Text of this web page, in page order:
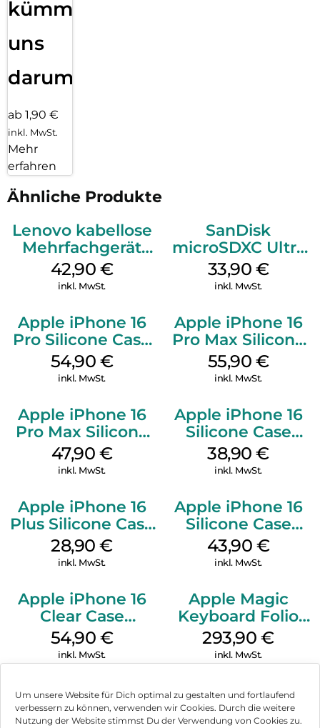
Um unsere Website für Dich optimal zu gestalten und fortlaufend
verbessern zu können, verwenden wir Cookies. Durch die weitere
Nutzung der Website stimmst Du der Verwendung von Cookies zu.
kümmern
uns
darum!
ab 1,90 €
inkl. MwSt.
Mehr
erfahren
Ähnliche Produkte
Lenovo kabellose
Mehrfachgerät
Luna Grey
42,90 €
inkl. MwSt.
SanDisk
microSDXC Ultra
128 GB + Adapter
Mobile
33,90 €
inkl. MwSt.
Apple iPhone 16
Pro Silicone Case
MagSafe Black
54,90 €
inkl. MwSt.
Apple iPhone 16
Pro Max Silicone
Case MagSafe
Stone Gray
55,90 €
inkl. MwSt.
Apple iPhone 16
Pro Max Silicone
Case MagSafe
Black
47,90 €
inkl. MwSt.
Apple iPhone 16
Silicone Case
MagSafe
Ultramarine
38,90€
inkl. MwSt.
Apple iPhone 16
Plus Silicone Case
MagSafe Black
28,90€
inkl. MwSt.
Apple iPhone 16
Silicone Case
MagSafe Plum
43,90 €
inkl. MwSt.
Apple iPhone 16
Clear Case
MagSafe
Transparent
54,90 €
inkl. MwSt.
Apple Magic
Keyboard Folio
iPad 10.9″ (10.Gen.)
Weiß
293,90€
inkl. MwSt.